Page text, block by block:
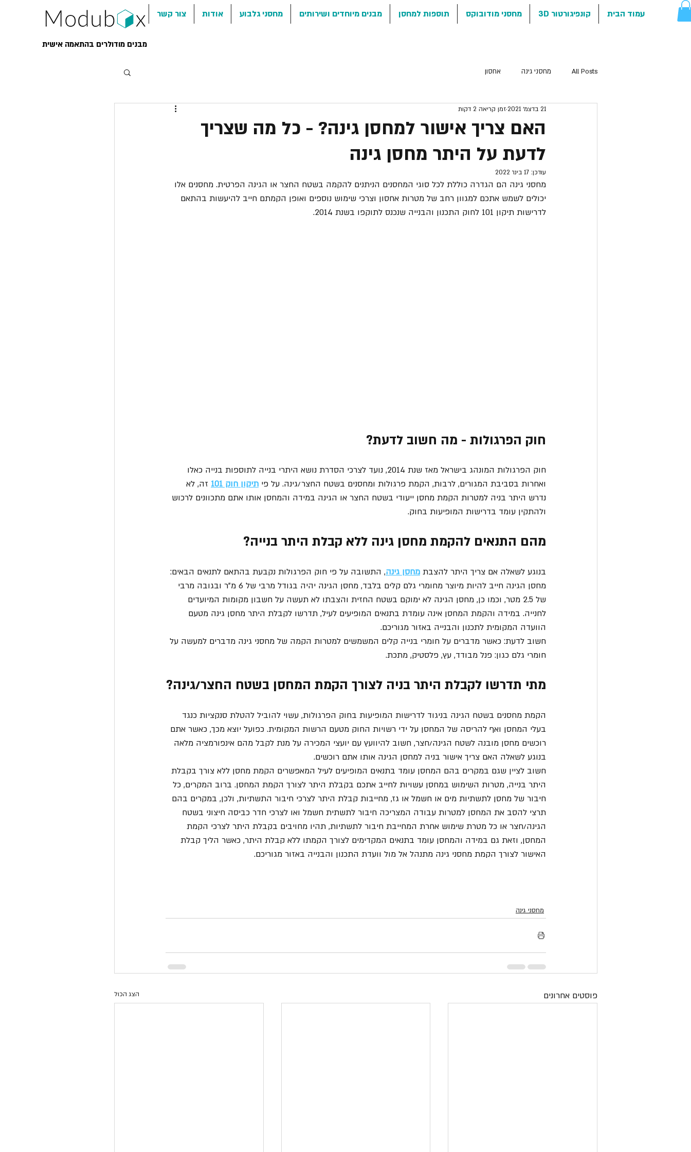
עמוד הבית קונפיגורטור 3D מחסני מודובוקס תוספות למחסן מבנים מיוחדים ושירותים מחסני גלבוע אודות צור קשר
מבנים מודולרים בהתאמה אישית
All Posts מחסני גינה אחסון
האם צריך אישור למחסן גינה? - כל מה שצריך
לדעת על היתר מחסן גינה
21 בדצמ׳ 2021 זמן קריאה 2 דקות
עודכן: 17 בינו׳ 2022
מחסני גינה הם הגדרה כוללת לכל סוגי המחסנים הניתנים להקמה בשטח החצר או הגינה הפרטית. מחסנים אלו
יכולים לשמש אתכם למגוון רחב של מטרות אחסון וצרכי שימוש נוספים ואופן הקמתם חייב להיעשות בהתאם
לדרישות תיקון 101 לחוק התכנון והבנייה שנכנס לתוקפו בשנת 2014.
חוק הפרגולות - מה חשוב לדעת?
חוק הפרגולות המונהג בישראל מאז שנת 2014, נועד לצרכי הסדרת נושא היתרי בנייה לתוספות בנייה כאלו
ואחרות בסביבת המגורים, לרבות, הקמת פרגולות ומחסנים בשטח החצר/גינה. על פי תיקון חוק 101
זה, לא
נדרש היתר בניה למטרות הקמת מחסן ייעודי בשטח החצר או הגינה במידה והמחסן אותו אתם מתכוונים לרכוש
ולהתקין עומד בדרישות המופיעות בחוק.
מהם התנאים להקמת מחסן גינה ללא קבלת היתר בנייה?
בנוגע לשאלה אם צריך היתר להצבת מחסן גינה, התשובה על פי חוק הפרגולות נקבעת בהתאם לתנאים הבאים:
מחסן הגינה חייב להיות מיוצר מחומרי גלם קלים בלבד, מחסן הגינה יהיה בגודל מרבי של 6 מ"ר ובגובה מרבי
של 2.5 מטר, וכמו כן, מחסן הגינה לא ימוקם בשטח החזית והצבתו לא תעשה על חשבון מקומות המיועדים
לחנייה. במידה והקמת המחסן אינה עומדת בתנאים המופיעים לעיל, תדרשו לקבלת היתר מחסן גינה מטעם
הוועדה המקומית לתכנון והבנייה באזור מגוריכם.
חשוב לדעת: כאשר מדברים על חומרי בנייה קלים המשמשים למטרות הקמה של מחסני גינה מדברים למעשה על
חומרי גלם כגון: פנל מבודד, עץ, פלסטיק, מתכת.
מתי תדרשו לקבלת היתר בניה לצורך הקמת המחסן בשטח החצר/גינה?
הקמת מחסנים בשטח הגינה בניגוד לדרישות המופיעות בחוק הפרגולות, עשוי להוביל להטלת סנקציות כנגד
בעלי המחסן ואף להריסה של המחסן על ידי רשויות החוק מטעם הרשות המקומית. כפועל יוצא מכך, כאשר אתם
רוכשים מחסן מובנה לשטח הגינה/חצר, חשוב להיוועץ עם יועצי המכירה על מנת לקבל מהם אינפורמציה מלאה
בנוגע לשאלה האם צריך אישור בניה למחסן הגינה אותו אתם רוכשים.
חשוב לציין שגם במקרים בהם המחסן עומד בתנאים המופיעים לעיל המאפשרים הקמת מחסן ללא צורך בקבלת
היתר בנייה, מטרות השימוש במחסן עשויות לחייב אתכם בקבלת היתר לצורך הקמת המחסן. ברוב המקרים, כל
חיבור של מחסן לתשתיות מים או חשמל או גז, מחייבות קבלת היתר לצרכי חיבור התשתיות, ולכן, במקרים בהם
תרצי להסב את המחסן למטרות עבודה המצריכה חיבור לתשתית חשמל ואו לצרכי חדר כביסה חיצוני בשטח
הגינה/חצר או כל מטרת שימוש אחרת המחייבת חיבור לתשתיות, תהיו מחויבים בקבלת היתר לצרכי הקמת
המחסן, וזאת גם במידה והמחסן עומד בתנאים המקדימים לצורך הקמתו ללא קבלת היתר, כאשר הליך קבלת
האישור לצורך הקמת מחסני גינה מתנהל אל מול וועדת התכנון והבנייה באזור מגוריכם.
מחסני גינה
פוסטים אחרונים הצג הכול